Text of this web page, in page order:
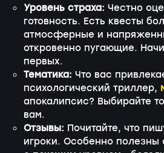
Уровень страха: Честно
готовность. Есть квесты
атмосферные и
откровенно пугающие.
первых.
Тематика: Что вас
психологический триллер,
апокалипсис? Выбирайте
вам.
Отзывы: Почитайте, что
игроки. Особенно полезны